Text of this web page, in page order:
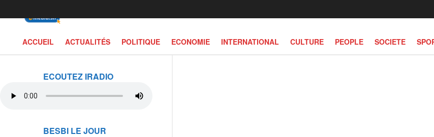
ECOUTEZ IRADIO
BESBI LE JOUR
ACCUEIL ACTUALITÉS POLITIQUE ECONOMIE INTERNATIONAL CULTURE PEOPLE SOCIETE